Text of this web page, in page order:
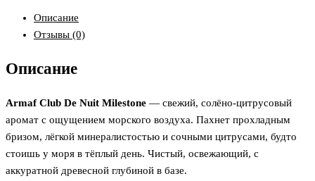
Описание
Отзывы (0)
Описание
Armaf Club De Nuit Milestone — свежий, солёно-цитрусовый
аромат с ощущением морского воздуха. Пахнет прохладным
бризом, лёгкой минералистостью и сочными цитрусами, будто
стоишь у моря в тёплый день. Чистый, освежающий, с
аккуратной древесной глубиной в базе.